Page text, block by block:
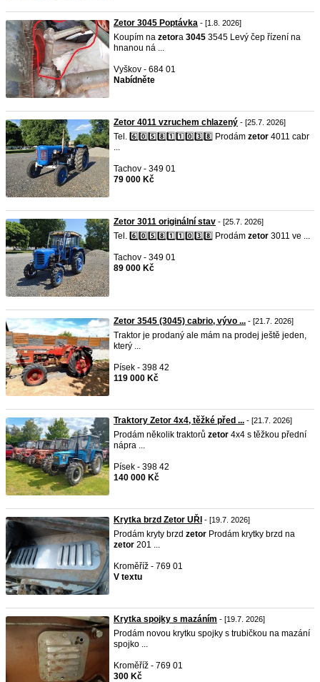
Zetor 3045 Poptávka - [1.8. 2026]
Koupím na zetora 3045 3545 Levý čep řízení na
hnanou ná ...
Vyškov - 684 01
Nabídněte
Zetor 4011 vzruchem chlazený - [25.7. 2026]
Tel. 6️⃣0️⃣5️⃣8️⃣1️⃣1️⃣0️⃣3️⃣8️⃣ Prodám zetor 4011 cabr
...
Tachov - 349 01
79 000 Kč
Zetor 3011 originální stav - [25.7. 2026]
Tel. 6️⃣0️⃣5️⃣8️⃣1️⃣1️⃣0️⃣3️⃣8️⃣ Prodám zetor 3011 ve ...
Tachov - 349 01
89 000 Kč
Zetor 3545 (3045) cabrio, vývo ... - [21.7. 2026]
Traktor je prodaný ale mám na prodej ještě jeden,
který ...
Písek - 398 42
119 000 Kč
Traktory Zetor 4x4, těžké před ... - [21.7. 2026]
Prodám několik traktorů zetor 4x4 s těžkou přední
nápra ...
Písek - 398 42
140 000 Kč
Krytka brzd Zetor UŘI - [19.7. 2026]
Prodám kryty brzd zetor Prodám krytky brzd na
zetor 201 ...
Kroměříž - 769 01
V textu
Krytka spojky s mazáním - [19.7. 2026]
Prodám novou krytku spojky s trubičkou na mazání
spojko ...
Kroměříž - 769 01
300 Kč